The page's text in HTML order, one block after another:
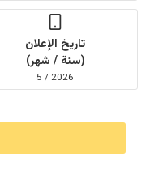
تاريخ الإعلان
(سنة / شهر)
2026 / 5